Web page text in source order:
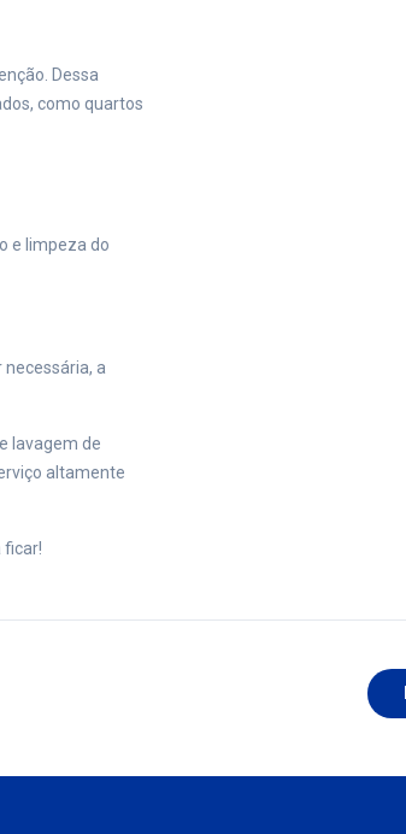
Dessa
como quartos
e limpeza do
a
lavagem de
altamente
ficar!